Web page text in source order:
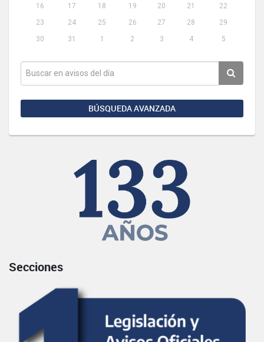
16
17 18 19 20 21
22
23
24 25 26 27 28
29
30
31 1 2 3 4 5
BÚSQUEDA AVANZADA
Secciones